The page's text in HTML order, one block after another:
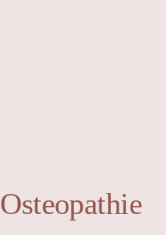
Osteopathie